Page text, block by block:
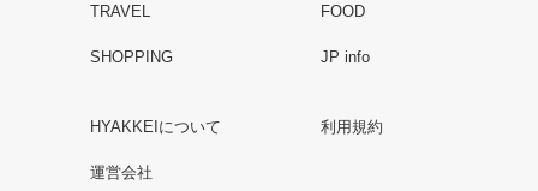
TRAVEL FOOD
SHOPPING JP info
HYAKKEIについて 利用規約
運営会社